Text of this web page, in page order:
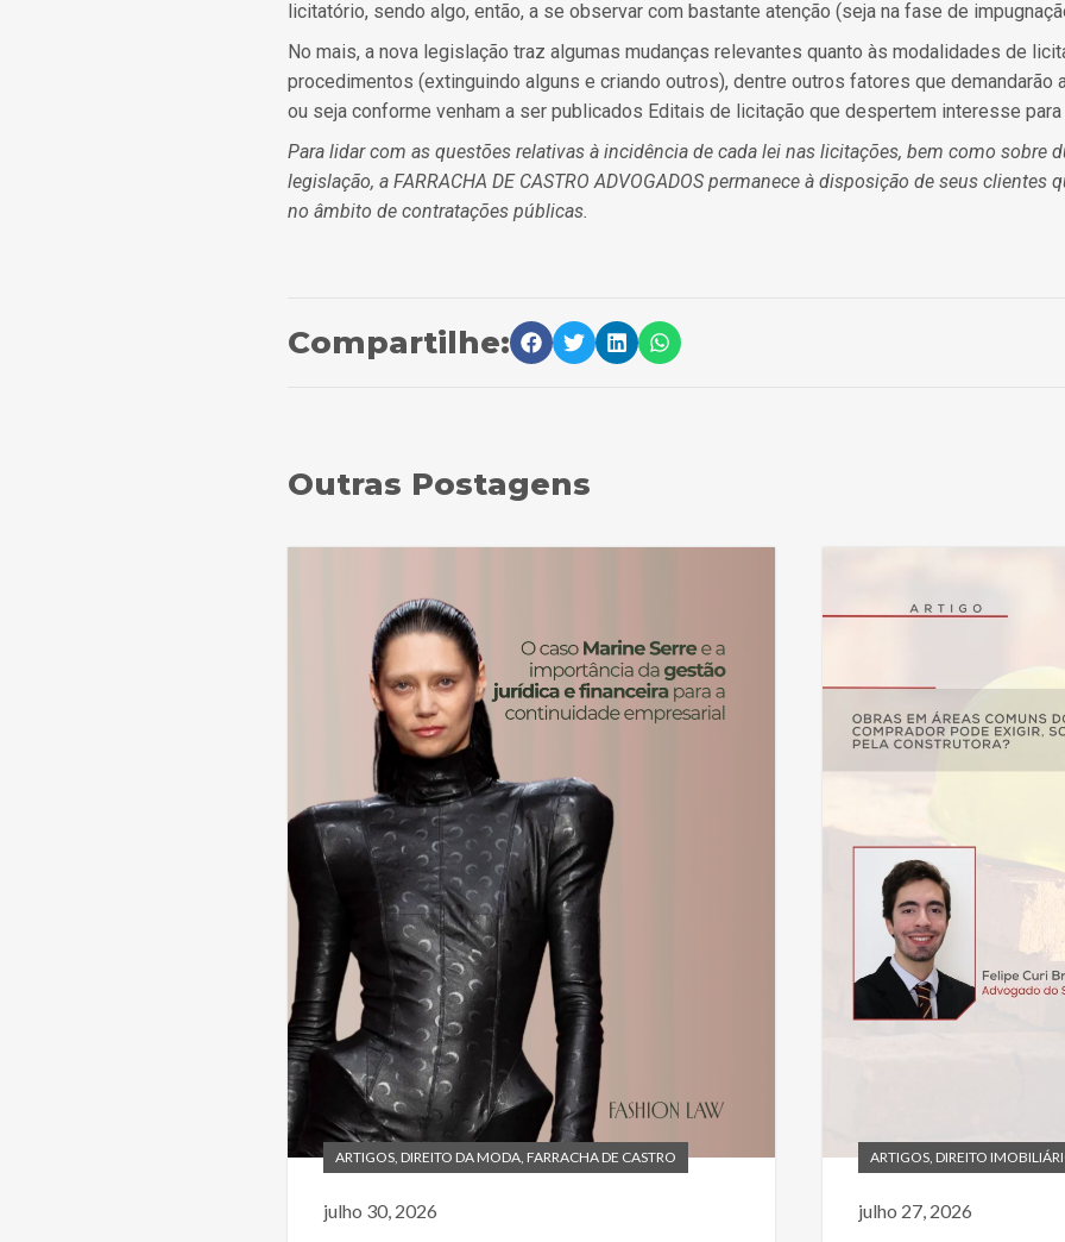
licitatório, sendo algo, então, a se observar com bastante atenção (seja na fase de
No mais, a nova legislação traz algumas mudanças relevantes quanto às modalidades de
procedimentos (extinguindo alguns e criando outros), dentre outros fatores que demandarão
ou seja conforme venham a ser publicados Editais de licitação que despertem interesse para
Para lidar com as questões relativas à incidência de cada lei nas licitações, bem como sobre
legislação, a FARRACHA DE CASTRO ADVOGADOS permanece à disposição de seus clientes
no âmbito de contratações públicas.
Compartilhe:
Outras Postagens
ARTIGOS DIREITO DA MODA FARRACHA DE CASTRO
julho 30, 2026
ARTIGOS DIREITO
julho 27, 2026